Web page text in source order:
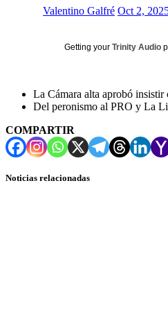
Valentino Galfré Oct 2,
Getting your Trinity Audio
La Cámara alta aprobó
Del peronismo al PRO y La
COMPARTIR
Noticias relacionadas